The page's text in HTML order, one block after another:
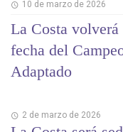
10 de marzo de 2026
La Costa volverá
fecha del
Adaptado
2 de marzo de 2026